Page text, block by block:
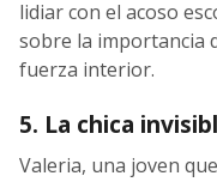
lidiar con el acoso
sobre la importancia
fuerza interior.
5. La chica
Valeria, una joven